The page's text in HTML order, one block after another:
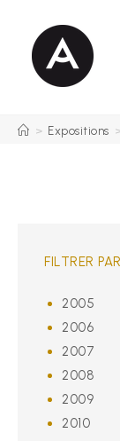
content
> Expositions >
FILTRER
2005
2006
2007
2008
2009
2010